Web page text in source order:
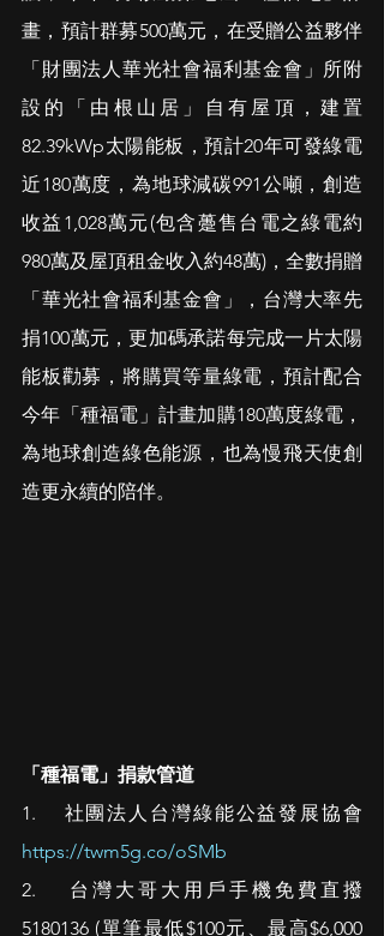
畫，預計群募500萬元，在受贈公益夥伴
「財團法人華光社會福利基金會」所附
設的「由根山居」自有屋頂，建置
82.39kWp太陽能板，預計20年可發綠電
近180萬度，為地球減碳991公噸，創造
收益1,028萬元(包含躉售台電之綠電約
980萬及屋頂租金收入約48萬)，全數捐贈
「華光社會福利基金會」，台灣大率先
捐100萬元，更加碼承諾每完成一片太陽
能板勸募，將購買等量綠電，預計配合
今年「種福電」計畫加購180萬度綠電，
為地球創造綠色能源，也為慢飛天使創
造更永續的陪伴。
「種福電」捐款管道
https://twm5g.co/oSMb
2.    台灣大哥大用戶手機免費直撥
5180136 (單筆最低$100元、最高$6,000